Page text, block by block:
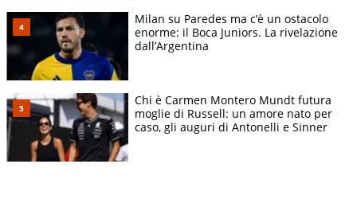
Milan su Paredes ma c’è un ostacolo
enorme: il Boca Juniors. La rivelazione
dall’Argentina
Chi è Carmen Montero Mundt futura
moglie di Russell: un amore nato per
caso, gli auguri di Antonelli e Sinner